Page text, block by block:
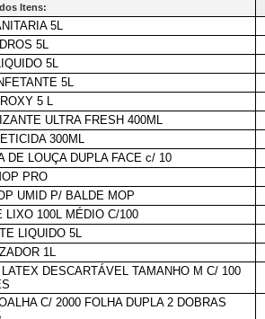
Itens:
5L
5L
5L
5L
5 L
ULTRA FRESH 400ML
300ML
DE LOUÇA DUPLA FACE c/ 10
PRO
UMID P/ BALDE MOP
LIXO 100L MÉDIO C/100
LIQUIDO 5L
1L
LATEX DESCARTÁVEL TAMANHO M C/ 100
C/ 2000 FOLHA DUPLA 2 DOBRAS